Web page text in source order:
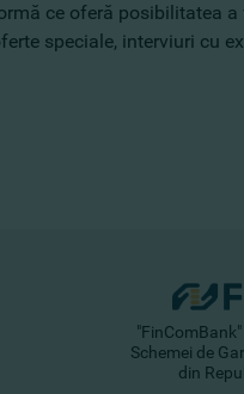
ce oferă posibilitatea
speciale, interviuri cu
Schemei de
din